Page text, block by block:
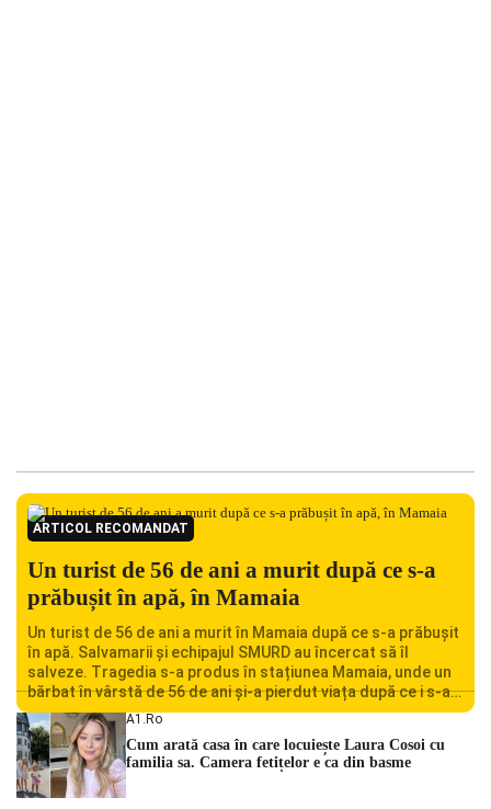
ARTICOL RECOMANDAT
Un turist de 56 de ani a murit după ce s-a
prăbușit în apă, în Mamaia
Un turist de 56 de ani a murit în Mamaia după ce s-a prăbușit
în apă. Salvamarii și echipajul SMURD au încercat să îl
salveze. Tragedia s-a produs în stațiunea Mamaia, unde un
bărbat în vârstă de 56 de ani și-a pierdut viața după ce i s-a
făcut rău în timp ce se afla în […]
A1.ro
Cum arată casa în care locuiește Laura Cosoi cu
familia sa. Camera fetițelor e ca din basme